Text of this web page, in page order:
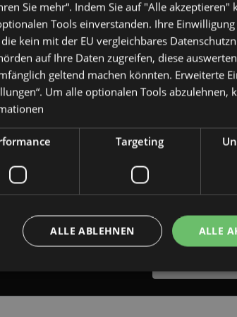
Ich
die
willige ein,
Mail über
Dienstleistungen
werden
genutzt. Eine
jederzeit
Abmeldelinks
Bitte rechnen Sie
Sie mehr“. Indem Sie auf "Alle akzeptieren"
Tools einverstanden. Ihre
kein mit der EU vergleichbares
auf Ihre Daten zugreifen, diese
geltend machen könnten. Erweiterte
Um alle optionalen Tools abzulehnen,
Targeting
ALLE
ALLE ABLEHNEN
Performance Targeting Unklassifizierte